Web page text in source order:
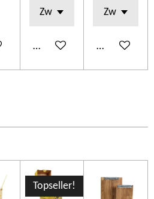
carritoAñadir al carritoVer detalles
Topseller!